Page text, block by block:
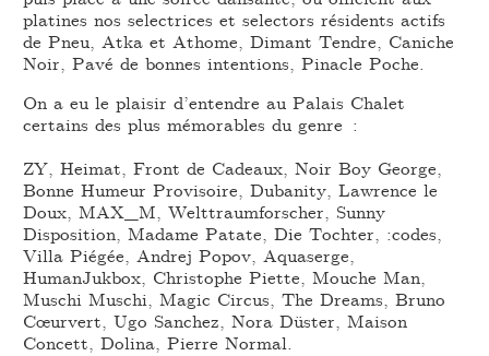
platines nos selectrices et selectors résidents actifs
de Pneu, Atka et Athome, Dimant Tendre, Caniche
Noir, Pavé de bonnes intentions, Pinacle Poche.
On a eu le plaisir d’entendre au Palais Chalet
certains des plus mémorables du genre :
ZY, Heimat, Front de Cadeaux, Noir Boy George,
Bonne Humeur Provisoire, Dubanity, Lawrence le
Doux, MAX_M, Welttraumforscher, Sunny
Disposition, Madame Patate, Die Tochter, :codes,
Villa Piégée, Andrej Popov, Aquaserge,
HumanJukbox, Christophe Piette, Mouche Man,
Muschi Muschi, Magic Circus, The Dreams, Bruno
Cœurvert, Ugo Sanchez, Nora Düster, Maison
Concett, Dolina, Pierre Normal.